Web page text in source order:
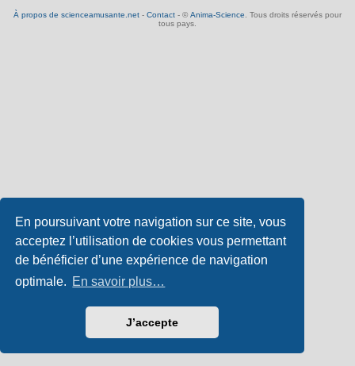
En poursuivant votre navigation sur ce site, vous
acceptez l’utilisation de cookies vous permettant
de bénéficier d’une expérience de navigation
optimale. En savoir plus…
J’accepte
À propos de scienceamusante.net - Contact - © Anima-Science. Tous droits réservés pour
tous pays.